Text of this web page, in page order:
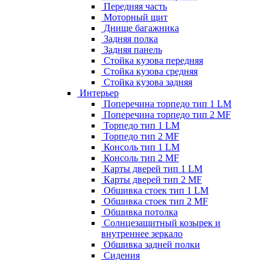
Передняя часть
Моторный щит
Днище багажника
Задняя полка
Задняя панель
Стойка кузова передняя
Стойка кузова средняя
Стойка кузова задняя
Интерьер
Поперечина торпедо тип 1 LM
Поперечина торпедо тип 2 MF
Торпедо тип 1 LM
Торпедо тип 2 MF
Консоль тип 1 LM
Консоль тип 2 MF
Карты дверей тип 1 LM
Карты дверей тип 2 MF
Обшивка стоек тип 1 LM
Обшивка стоек тип 2 MF
Обшивка потолка
Солнцезащитный козырек и
внутреннее зеркало
Обшивка задней полки
Сидения